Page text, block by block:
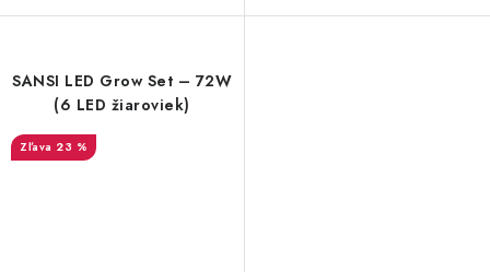
SANSI LED Grow Set – 72W
(6 LED žiaroviek)
23 %